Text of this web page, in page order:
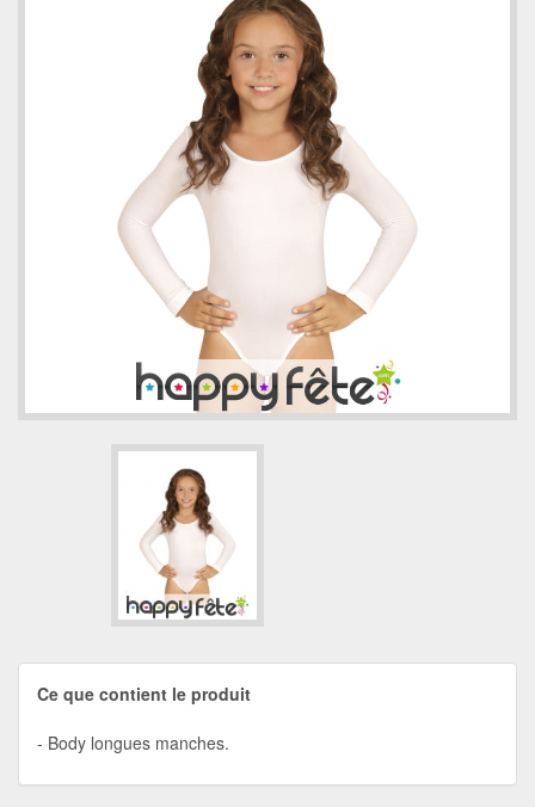
Ce que contient le produit
Body longues manches.